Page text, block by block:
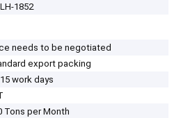
1852
needs to be negotiated
export packing
work days
Tons per Month